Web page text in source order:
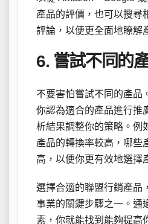
產品的評價，也可以搜尋
評論，以便更全面地瞭解
6. 嘗試不同的
不要害怕嘗試不同的產品
你認為適合的產品進行推
析結果調整你的策略。例
產品的轉換率較高，哪些
高，以便你更有效地選擇
選擇合適的聯盟行銷產品
事業的關鍵步驟之一。通
素，你就能找到能夠提高